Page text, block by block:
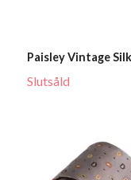
Paisley Vintage
Slutsåld